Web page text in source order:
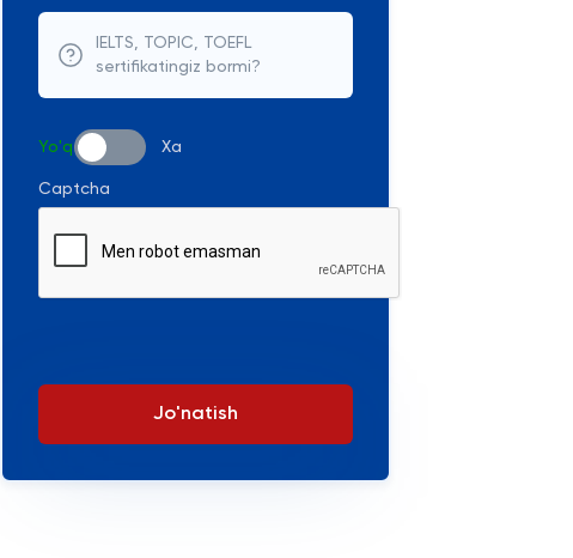
IELTS, TOPIC, TOEFL
sertifikatingiz bormi?
Yo'q Xa
Captcha
Jo'natish